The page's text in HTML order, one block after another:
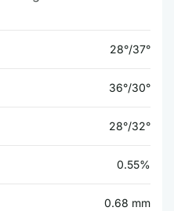
28°/37°
36°/30°
28°/32°
0.55%
0.68 mm